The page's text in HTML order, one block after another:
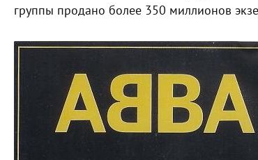
группы продано более 350 миллионов